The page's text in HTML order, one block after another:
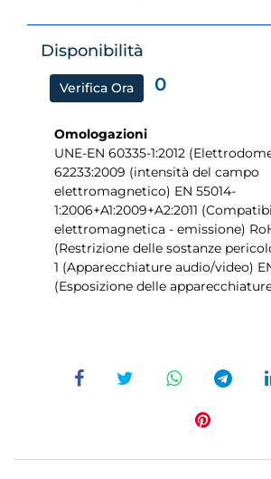
Disponibilità
Verifica Ora 0
Omologazioni
UNE-EN 60335-1:2012
62233:2009 (intensità del campo
elettromagnetico) EN 55014-
1:2006+A1:2009+A2:2011
elettromagnetica - emissione)
(Restrizione delle sostanze
1 (Apparecchiature audio/video)
(Esposizione delle